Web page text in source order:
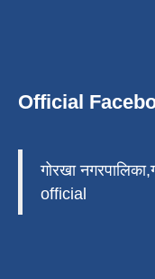
Official
गोरखा
official